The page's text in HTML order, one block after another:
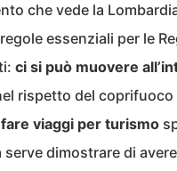
che vede la
essenziali per le
ci si può muovere
rispetto del
fare viaggi per turismo
serve dimostrare di